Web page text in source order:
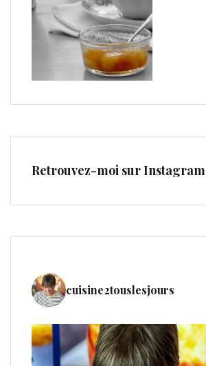
Retrouvez-moi sur Instagram
cuisine2touslesjours